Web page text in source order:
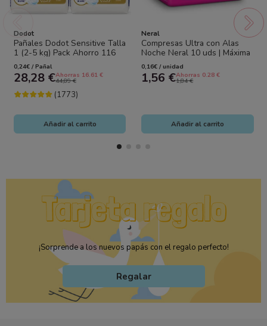
Dodot
Pañales Dodot Sensitive Talla
1 (2-5 kg) Pack Ahorro 116
Unidades (2x58) – Suavidad...
0,24€ / Pañal
28,28 €Ahorras 16.61 €
44,89 €
(1773)
Añadir al carrito
Neral
Compresas Ultra con Alas
Noche Neral 10 uds | Máxima
Protección y Sujeción
Nocturna
0,16€ / unidad
1,56 €Ahorras 0.28 €
1,84 €
Añadir al carrito
¡Sorprende a los nuevos papás con el regalo perfecto!
Regalar